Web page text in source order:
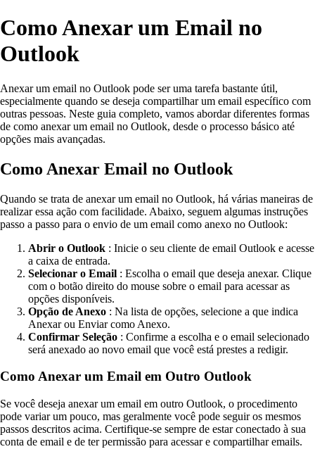
Como Anexar um Email no
Outlook
Anexar um email no Outlook pode ser uma tarefa bastante útil,
especialmente quando se deseja compartilhar um email específico com
outras pessoas. Neste guia completo, vamos abordar diferentes formas
de como anexar um email no Outlook, desde o processo básico até
opções mais avançadas.
Como Anexar Email no Outlook
Quando se trata de anexar um email no Outlook, há várias maneiras de
realizar essa ação com facilidade. Abaixo, seguem algumas instruções
passo a passo para o envio de um email como anexo no Outlook:
Abrir o Outlook : Inicie o seu cliente de email Outlook e acesse
a caixa de entrada.
Selecionar o Email : Escolha o email que deseja anexar. Clique
com o botão direito do mouse sobre o email para acessar as
opções disponíveis.
Opção de Anexo : Na lista de opções, selecione a que indica
Anexar ou Enviar como Anexo.
Confirmar Seleção : Confirme a escolha e o email selecionado
será anexado ao novo email que você está prestes a redigir.
Como Anexar um Email em Outro Outlook
Se você deseja anexar um email em outro Outlook, o procedimento
pode variar um pouco, mas geralmente você pode seguir os mesmos
passos descritos acima. Certifique-se sempre de estar conectado à sua
conta de email e de ter permissão para acessar e compartilhar emails.